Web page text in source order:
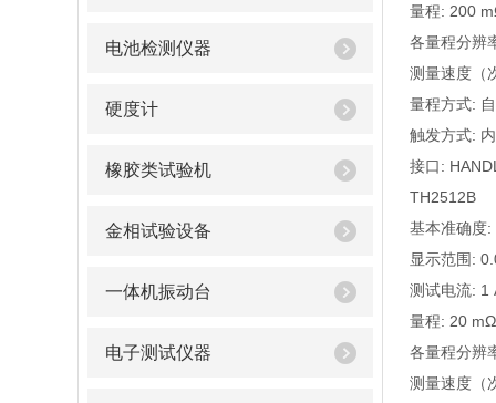
电池检测仪器
硬度计
橡胶类试验机
金相试验设备
一体机振动台
电子测试仪器
量程: 200
各量程分
测量速度（
量程方式:
触发方式:
接口:
TH2512B
基本准确度
显示范围:
测试电流: 1
量程: 20
各量程分
测量速度（